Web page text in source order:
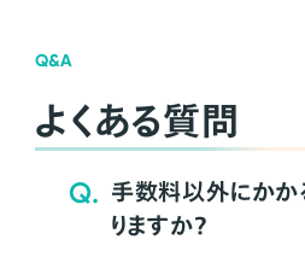
Q&A
よくある質問
Q. 手数料以外にかか
りますか？